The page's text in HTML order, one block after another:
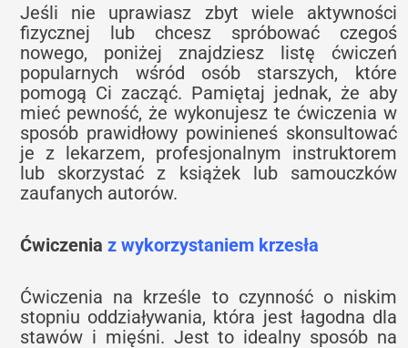
Jeśli nie uprawiasz zbyt wiele aktywności
fizycznej lub chcesz spróbować czegoś
nowego, poniżej znajdziesz listę ćwiczeń
popularnych wśród osób starszych, które
pomogą Ci zacząć. Pamiętaj jednak, że aby
mieć pewność, że wykonujesz te ćwiczenia w
sposób prawidłowy powinieneś skonsultować
je z lekarzem, profesjonalnym instruktorem
lub skorzystać z książek lub samouczków
zaufanych autorów.
Ćwiczeniaz wykorzystaniem krzesła
Ćwiczenia na krześle to czynność o niskim
stopniu oddziaływania, która jest łagodna dla
stawów i mięśni. Jest to idealny sposób na